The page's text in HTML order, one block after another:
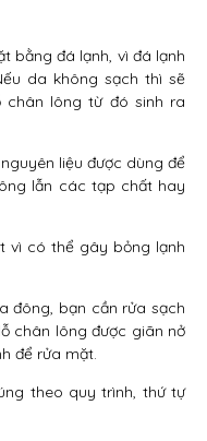
bằng đá lạnh, vì đá lạnh
da không sạch thì sẽ
lông từ đó sinh ra
liệu được dùng để
lẫn các tạp chất hay
vì có thể gây bỏng lạnh
đông, bạn cần rửa sạch
chân lông được giãn nở
để rửa mặt.
theo quy trình, thứ tự